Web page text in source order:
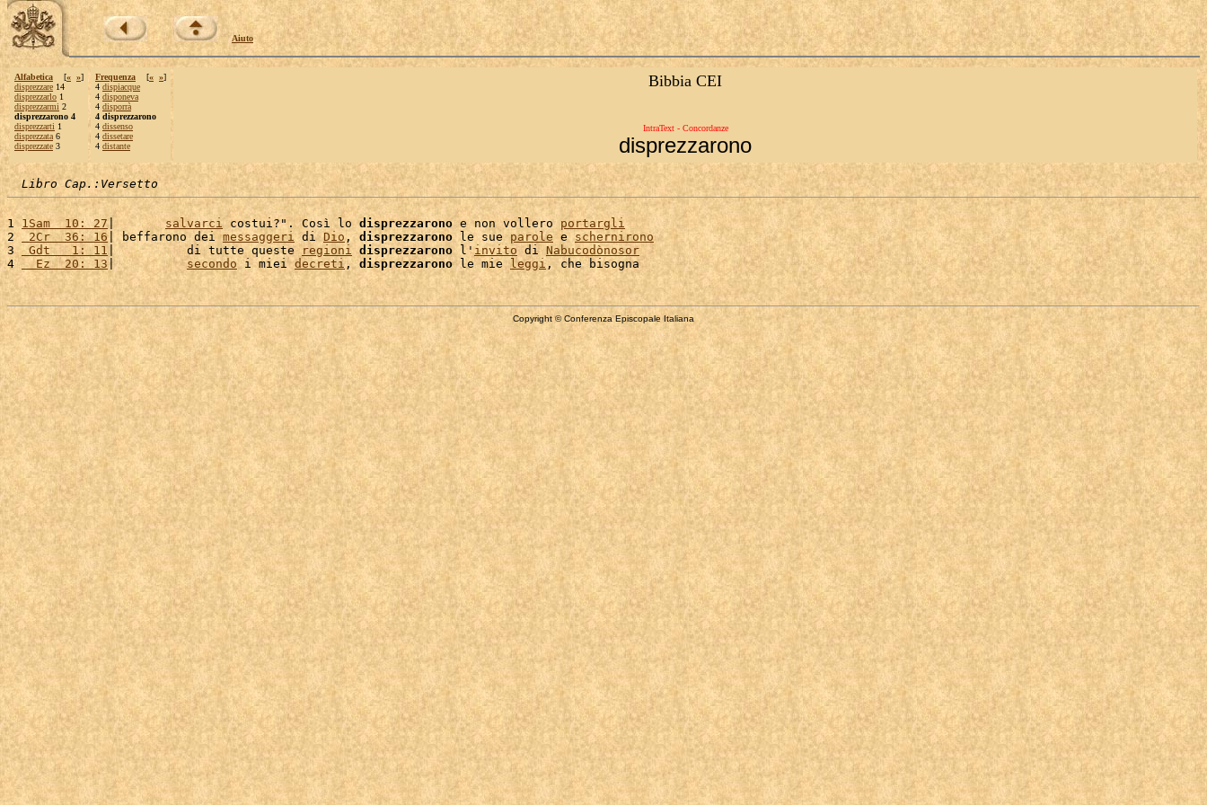
Aiuto
Alfabetica [« »]
disprezzare 14
disprezzarlo 1
disprezzarmi 2
disprezzarono 4
disprezzarti 1
disprezzata 6
disprezzate 3
Frequenza [« »]
4 dispiacque
4 disponeva
4 disporrà
4 disprezzarono
4 dissenso
4 dissetare
4 distante
Bibbia CEI
IntraText - Concordanze
disprezzarono
Libro Cap.:Versetto
1 1Sam  10: 27| salvarci costui?". Così lo disprezzarono e non vollero portargli
2
2Cr  36: 16 | beffarono dei messaggeri di Dio , disprezzarono le sue parole e schernirono
3 Gdt   1: 11 |          di tutte queste regioni disprezzarono l' invito di Nabucodònosor
4
  Ez  20: 13
| secondo i miei decreti, disprezzarono le mie leggi
Copyright © Conferenza Episcopale Italiana